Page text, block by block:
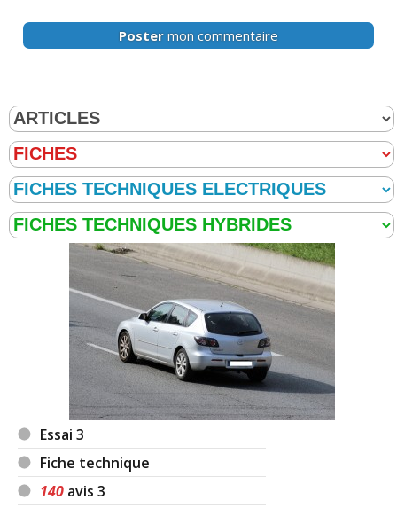
Poster mon commentaire
Essai 3
Fiche technique
140 avis 3